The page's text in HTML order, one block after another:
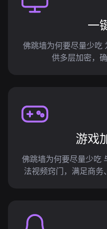
一
佛跳墙为何要尽量少吃
供多层加密，
游戏
佛跳墙为何要尽量少吃
法视频窍门，满足商务